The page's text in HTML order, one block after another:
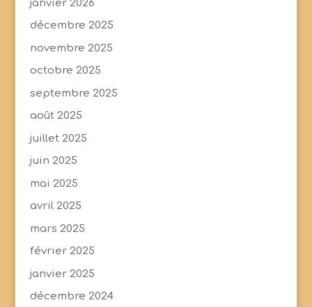
janvier 2026
décembre 2025
novembre 2025
octobre 2025
septembre 2025
août 2025
juillet 2025
juin 2025
mai 2025
avril 2025
mars 2025
février 2025
janvier 2025
décembre 2024